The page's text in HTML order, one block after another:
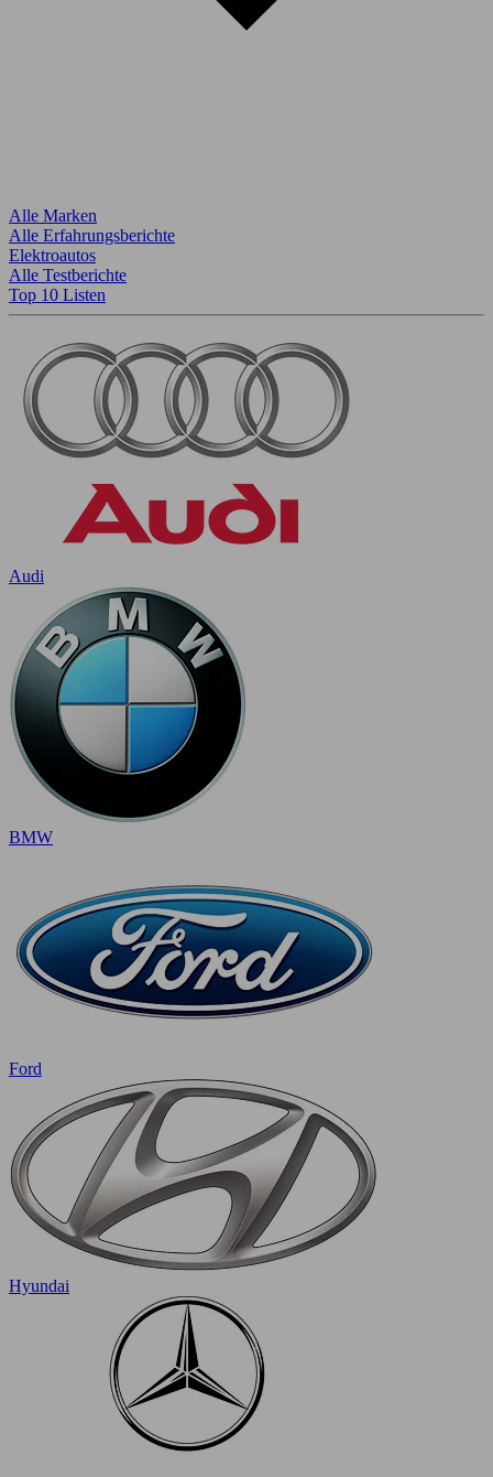
Alle Marken
Alle Erfahrungsberichte
Elektroautos
Alle Testberichte
Top 10 Listen
Audi
BMW
Ford
Hyundai